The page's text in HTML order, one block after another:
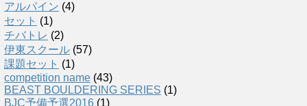
アルパイン (4)
セット (1)
チバトレ (2)
伊東スクール (57)
課題セット (1)
competition name (43)
BEAST BOULDERING SERIES (1)
BJC予備予選2016 (1)